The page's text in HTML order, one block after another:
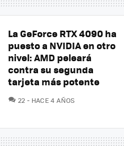
La GeForce RTX 4090 ha
puesto a NVIDIA en otro
nivel: AMD peleará
contra su segunda
tarjeta más potente
22 COMENTARIOS
HACE 4 AÑOS